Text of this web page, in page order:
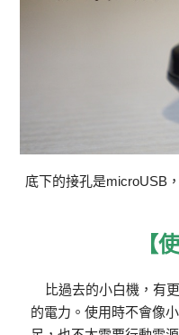
底下的接孔是microUSB
【
比過去的小白機，有
的電力。使用時不會像